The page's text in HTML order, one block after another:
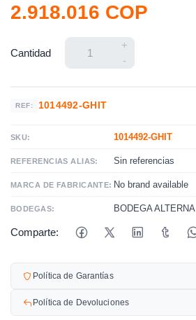
2.918.016 COP
Cantidad
+
-
REF: 1014492-GHIT
SKU: 1014492-GHIT
REFERENCIAS ALIAS: Sin referencias
MARCA DE FABRICANTE: No brand available
BODEGAS: BODEGA ALTERNA
Comparte:
Política de Garantías
Política de Devoluciones